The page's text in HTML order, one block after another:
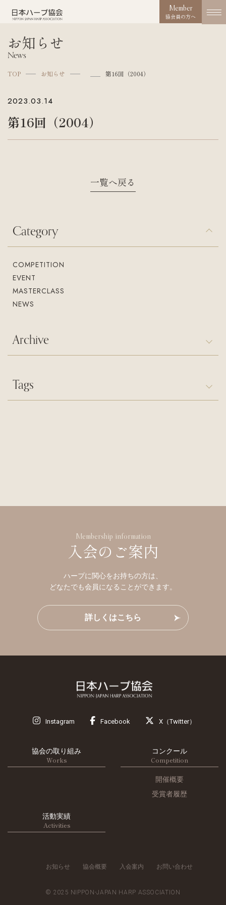
入会案内
お問い合わせ
Competition
お知らせ
Member
協会員の方へ
お知らせ
News
TOP お知らせ 第16回（2004）
2023.03.14
第16回（2004）
一覧へ戻る
Category
COMPETITION
EVENT
MASTERCLASS
NEWS
Archive
Tags
Membership information
入会のご案内
ハープに関心をお持ちの方は、
どなたでも会員になることができます。
詳しくはこちら
Instagram Facebook X（Twitter）
協会の取り組み
Works
コンクール
Competition
開催概要
受賞者履歴
活動実績
Activities
お知らせ 協会概要 入会案内 お問い合わせ
© 2025 NIPPON-JAPAN HARP ASSOCIATION